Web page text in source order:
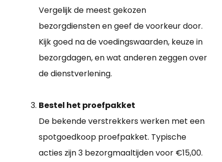
Vergelijk de meest gekozen
bezorgdiensten en geef de voorkeur door.
Kijk goed na de voedingswaarden, keuze in
bezorgdagen, en wat anderen zeggen over
de dienstverlening.
Bestel het proefpakket
De bekende verstrekkers werken met een
spotgoedkoop proefpakket. Typische
acties zijn 3 bezorgmaaltijden voor €15,00.